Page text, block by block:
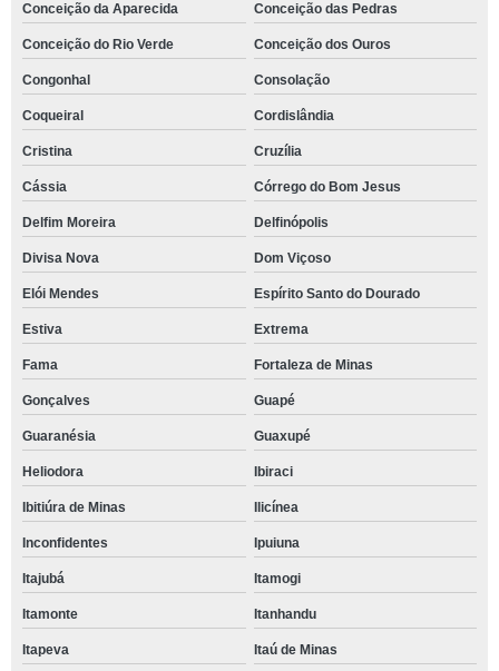
Conceição da Aparecida Conceição das Pedras
Conceição do Rio Verde Conceição dos Ouros
Congonhal Consolação
Coqueiral Cordislândia
Cristina Cruzília
Cássia Córrego do Bom Jesus
Delfim Moreira Delfinópolis
Divisa Nova Dom Viçoso
Elói Mendes Espírito Santo do Dourado
Estiva Extrema
Fama Fortaleza de Minas
Gonçalves Guapé
Guaranésia Guaxupé
Heliodora Ibiraci
Ibitiúra de Minas Ilicínea
Inconfidentes Ipuiuna
Itajubá Itamogi
Itamonte Itanhandu
Itapeva Itaú de Minas